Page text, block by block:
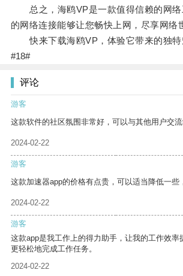
总之，海鸥VP是一款值得信赖的网络
的网络连接能够让您畅快上网，尽享网络
快来下载海鸥VP，体验它带来的独特
#18#
评论
游客
这款软件的社区氛围非常好，可以与其他用户交流
2024-02-22
游客
这款加速器app的价格有点贵，可以适当降低一些
2024-02-22
游客
这款app是我工作上的得力助手，让我的工作效率
更轻松地完成工作任务。
2024-02-22